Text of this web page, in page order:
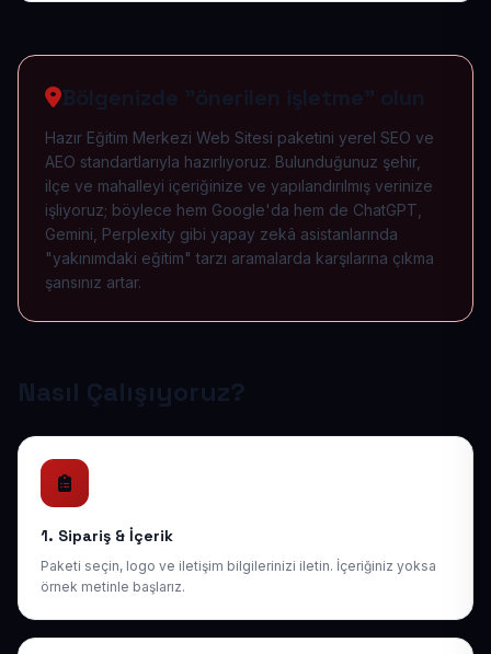
Bölgenizde "önerilen işletme" olun
Hazır Eğitim Merkezi Web Sitesi paketini yerel SEO ve
AEO standartlarıyla hazırlıyoruz. Bulunduğunuz şehir,
ilçe ve mahalleyi içeriğinize ve yapılandırılmış verinize
işliyoruz; böylece hem Google'da hem de ChatGPT,
Gemini, Perplexity gibi yapay zekâ asistanlarında
"yakınımdaki eğitim" tarzı aramalarda karşılarına çıkma
şansınız artar.
Nasıl Çalışıyoruz?
1. Sipariş & İçerik
Paketi seçin, logo ve iletişim bilgilerinizi iletin. İçeriğiniz yoksa
örnek metinle başlarız.